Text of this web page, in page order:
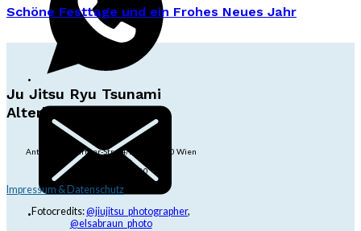
Schöne Festtage und ein Frohes Neues Jahr
Ju Jitsu Ryu Tsunami
Alterlaa
Anton-Baumgartner-Str. 44/B8/01, 1230 Wien
dojo@jjrt.at
+43 6991 171 81 60
Impressum & Datenschutz
Fotocredits:@jiujitsu_photographer,
@elsabraun_photo